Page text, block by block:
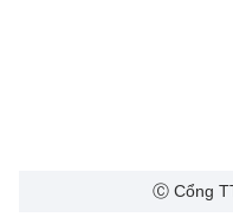
Ⓒ Cổng